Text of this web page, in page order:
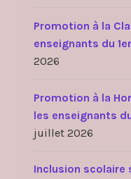
Promotion à la
enseignants du
2026
Promotion à la
les enseignants
juillet 2026
Inclusion scolaire